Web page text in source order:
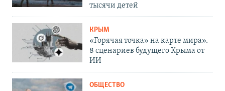
тысячи детей
КРЫМ
«Горячая точка» на карте мира».
8 сценариев будущего Крыма от
ИИ
ОБЩЕСТВО